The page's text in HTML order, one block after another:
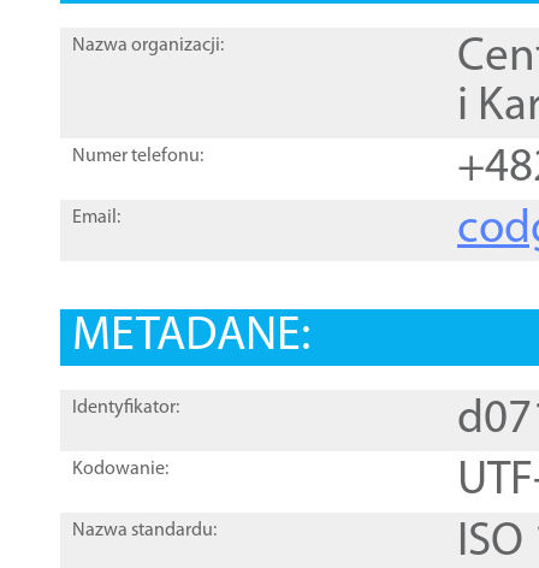
Nazwa organizacji:
i
Numer telefonu:
Email:
METADANE:
Identyfikator:
Kodowanie:
Nazwa standardu: